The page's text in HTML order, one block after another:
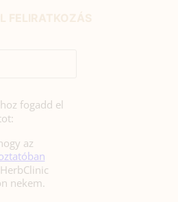
fogadd el
az
küldjön nekem.